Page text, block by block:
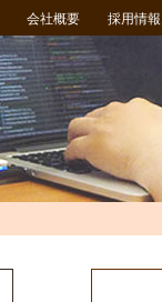
会社概要 採用情報